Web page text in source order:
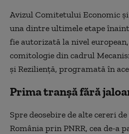
Avizul Comitetului Economic
una dintre ultimele etape
fie autorizată la nivel
comitologie din cadrul
și Reziliență, programată în
Prima tranșă fără
Spre deosebire de alte cereri
România prin PNRR, cea de-a